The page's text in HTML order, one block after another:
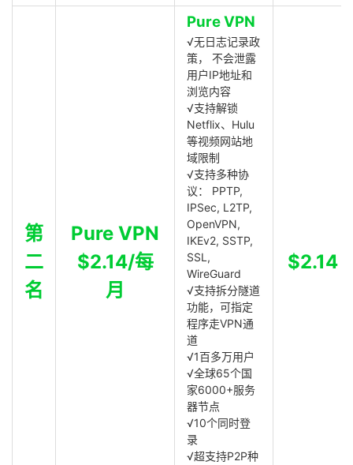
第
二
名
Pure VPN
$2.14/每
月
Pure VPN
√无日志记录政
策， 不会泄露
用户IP地址和
浏览内容
√支持解锁
Netflix、Hulu
等视频网站地
域限制
√支持多种协
议： PPTP,
IPSec, L2TP,
OpenVPN,
IKEv2, SSTP,
SSL,
WireGuard
√支持拆分隧道
功能，可指定
程序走VPN通
道
√1百多万用户
√全球65个国
家6000+服务
器节点
√10个同时登
录
√超支持P2P种
$2.14